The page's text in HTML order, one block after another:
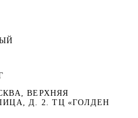
ВЕРХНЯЯ
Д. 2. ТЦ «ГОЛДЕН